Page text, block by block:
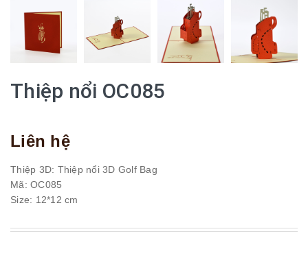
Thiệp nổi OC085
Liên hệ
Thiệp 3D: Thiệp nổi 3D Golf Bag
Mã: OC085
Size: 12*12 cm